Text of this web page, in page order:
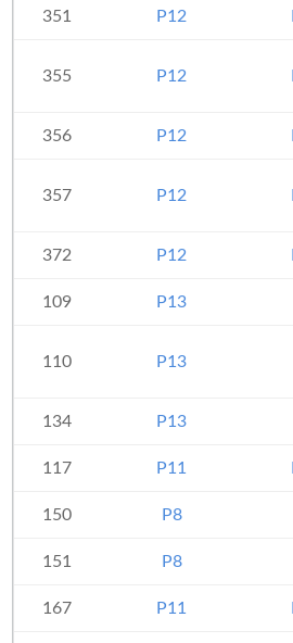
351 P12
355 P12
356 P12
357 P12
372 P12
109 P13
110 P13
134 P13
117 P11
150 P8
151 P8
167 P11